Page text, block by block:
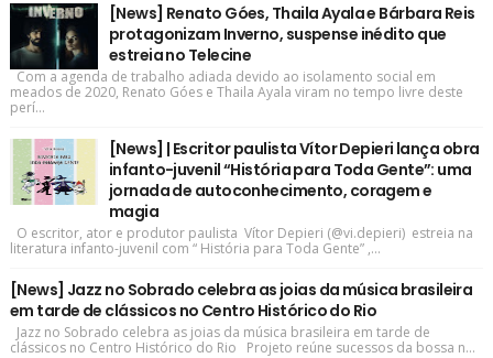
[News] Renato Góes, Thaila Ayala e Bárbara Reis
protagonizam Inverno, suspense inédito que
estreia no Telecine
Com a agenda de trabalho adiada devido ao isolamento social em
meados de 2020, Renato Góes e Thaila Ayala viram no tempo livre deste
perí...
[News] | Escritor paulista Vítor Depieri lança obra
infanto-juvenil “História para Toda Gente”: uma
jornada de autoconhecimento, coragem e
magia
O escritor, ator e produtor paulista Vítor Depieri (@vi.depieri) estreia na
literatura infanto-juvenil com “ História para Toda Gente” ,...
[News] Jazz no Sobrado celebra as joias da música brasileira
em tarde de clássicos no Centro Histórico do Rio
Jazz no Sobrado celebra as joias da música brasileira em tarde de
clássicos no Centro Histórico do Rio Projeto reúne sucessos da bossa n...